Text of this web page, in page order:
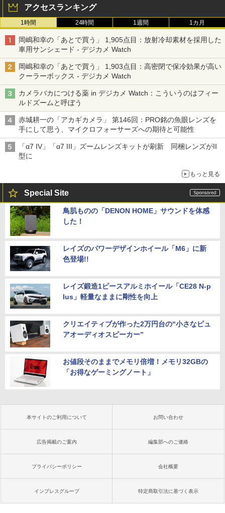
アクセスランキング
1時間 24時間 1週間 1カ月
岡嶋和幸の「あとで買う」 1,905点目：放射冷却素材を採用した
車用サンシェード - デジカメ Watch
岡嶋和幸の「あとで買う」 1,903点目：高密閉で保冷効果が高い
クーラーボックス - デジカメ Watch
カメラバカにつける薬 in デジカメ Watch：こういうのはフィー
ルドズームと呼ぼう
赤城耕一の「アカギカメラ」 第146回：PRO銘の魚眼レンズを
手にして思う、マイクロフォーサーズへの期待と可能性
「α7 IV」「α7 III」ズームレンズキットが刷新 同梱レンズがII
型に
もっと見る
Special Site
鳥肌ものの「DENON HOME」サウンドを体感
した！
レイズのパワーデザインホイール「M6」に新
色登場!!
レイズ鍛造1ピースアルミホイール「CE28 N-p
lus」軽量なままに剛性を向上
クリエイティブが作った2万円台の“小さなピュ
アオーディオスピーカー”
お値段そのままでメモリ倍増！メモリ32GBの
「お得なゲーミングノート」
本サイトのご利用について お問い合わせ
広告掲載のご案内 編集部へのご連絡
プライバシーポリシー 会社概要
インプレスグループ 特定商取引法に基づく表示